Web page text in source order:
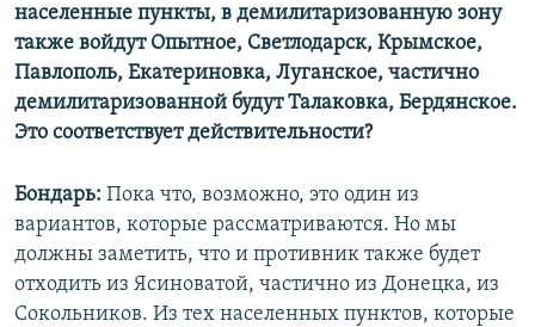
населенные пункты, в демилитаризованную зону
также войдут Опытное, Светлодарск, Крымское,
Павлополь, Екатериновка, Луганское, частично
демилитаризованной будут Талаковка, Бердянское.
Это соответствует действительности?
Бондарь: Пока что, возможно, это один из
вариантов, которые рассматриваются. Но мы
должны заметить, что и противник также будет
отходить из Ясиноватой, частично из Донецка, из
Сокольников. Из тех населенных пунктов, которые